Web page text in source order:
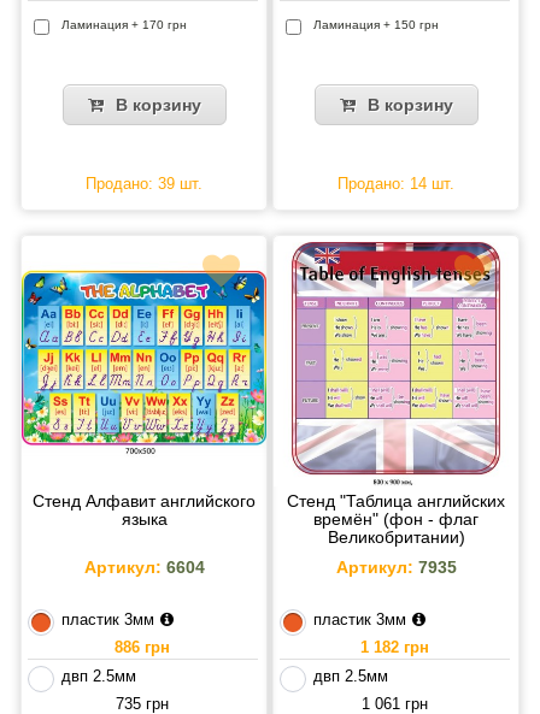
Ламинация + 170 грн
В корзину
Продано: 39 шт.
Ламинация + 150 грн
В корзину
Продано: 14 шт.
Стенд Алфавит английского
языка
Артикул: 6604
пластик 3мм
886 грн
двп 2.5мм
735 грн
Стенд "Таблица английских
времён" (фон - флаг
Великобритании)
Артикул: 7935
пластик 3мм
1 182 грн
двп 2.5мм
1 061 грн